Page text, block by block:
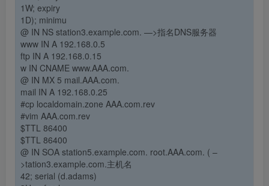
1W; expiry
1D); minimu
@ IN NS station3.example.com. —>指名DNS服务器
www IN A 192.168.0.5
ftp IN A 192.168.0.15
w IN CNAME www.AAA.com.
@ IN MX 5 mail.AAA.com.
mail IN A 192.168.0.25
#cp localdomain.zone AAA.com.rev
#vim AAA.com.rev
$TTL 86400
$TTL 86400
@ IN SOA station5.example.com. root.AAA.com. ( –
>tation3.example.com.主机名
42; serial (d.adams)